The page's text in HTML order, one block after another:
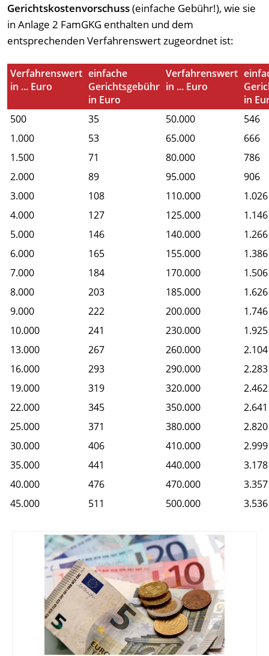
Gerichtskostenvorschuss(einfache Gebühr!), wie sie
in Anlage 2 FamGKG enthalten und dem
entsprechenden Verfahrenswert zugeordnet ist:
Verfahrenswert
in ... Euro
einfache
Gerichtsgebühr
in Euro
Verfahrenswert
in ... Euro
in
500
35 50.000
546
1.000
53 65.000
666
1.500
71 80.000
786
2.000
89 95.000
906
3.000
108 110.000
1.026
4.000
127 125.000
1.146
5.000
146 140.000
1.266
6.000
165 155.000
1.386
7.000
184 170.000
1.506
8.000
203 185.000
1.626
9.000
222 200.000
1.746
10.000
241 230.000
1.925
13.000
267 260.000
2.104
16.000
293 290.000
2.283
19.000
319 320.000
2.462
22.000
345 350.000
2.641
25.000
371 380.000
2.820
30.000
406 410.000
2.999
35.000
441 440.000
3.178
40.000
476 470.000
3.357
45.000
511 500.000 3.536